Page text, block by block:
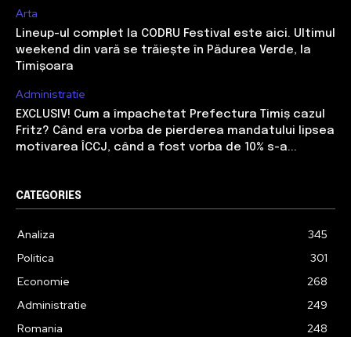
Arta
Lineup-ul complet la CODRU Festival este aici. Ultimul
weekend din vară se trăiește în Pădurea Verde, la
Timișoara
Administratie
EXCLUSIV! Cum a împachetat Prefectura Timiș cazul
Fritz? Când era vorba de pierderea mandatului lipsea
motivarea ÎCCJ, când a fost vorba de 10% s-a...
CATEGORIES
Analiza
345
Politica
301
Economie
268
Administratie
249
Romania
248